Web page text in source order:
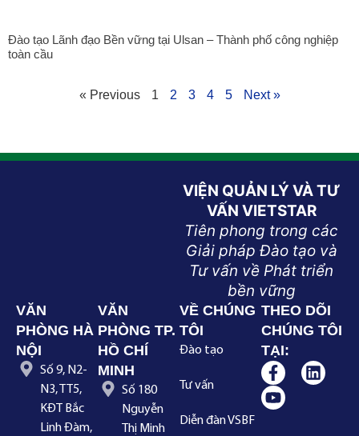
Đào tạo Lãnh đạo Bền vững tại Ulsan – Thành phố công nghiệp
toàn cầu
« Previous 1 2 3 4 5 Next »
VIỆN QUẢN LÝ VÀ TƯ
VẤN VIETSTAR
Tiên phong trong các
Giải pháp Đào tạo và
Tư vấn về Phát triển
bền vững
VĂN
PHÒNG HÀ
NỘI
Số 9, N2-
N3, TT5,
KĐT Bắc
Linh Đàm,
VĂN
PHÒNG TP.
HỒ CHÍ
MINH
Số 180
Nguyễn
Thị Minh
VỀ CHÚNG
TÔI
Đào tạo
Tư vấn
Diễn đàn VSBF
THEO DÕI
CHÚNG TÔI
TẠI: